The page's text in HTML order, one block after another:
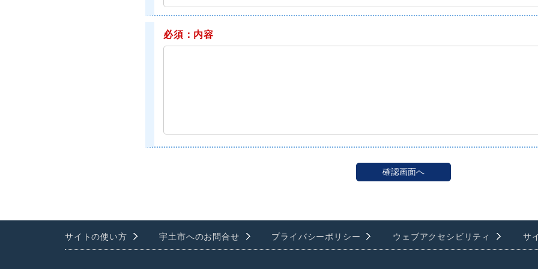
必須：内容
サイトの使い方 宇土市へのお問合せ プライバシーポリシー ウェブアクセシビリティ サ